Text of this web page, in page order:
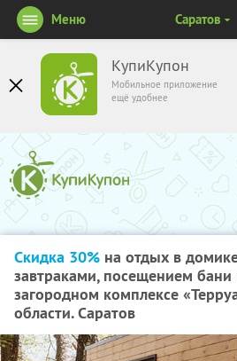
КупиКупон
Мобильное приложение
ещё удобнее
Меню Саратов
Скидка 30% на отдых в
завтраками, посещением
загородном комплексе
области. Саратов